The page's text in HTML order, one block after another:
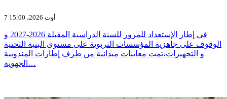
7 أوت 2026، 15:00
في إطار الإستعداد للمرور للسنة الدراسية المقبلة 2026-2027 و
الوقوف على جاهزية المؤسسات التربوية على مستوى البنية التحتية
و التجهيزات،تمت معاينات ميدانية من طرف إطارات المندوبية
الجهوية…